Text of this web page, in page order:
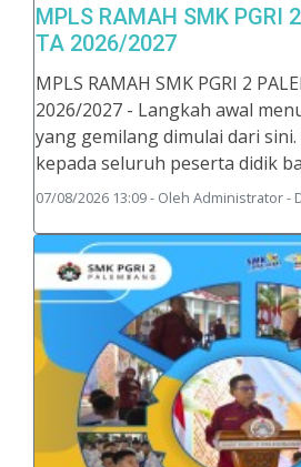
MPLS RAMAH SMK PGRI
TA 2026/2027
MPLS RAMAH SMK PGRI 2
2026/2027 - Langkah awal
yang gemilang dimulai dari
kepada seluruh peserta didik
07/08/2026 13:09 - Oleh Administrator -